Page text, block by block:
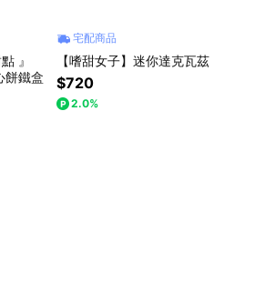
』
餅鐵盒
宅配商品
【嗜甜女子】迷你達克瓦茲
$720
2.0%